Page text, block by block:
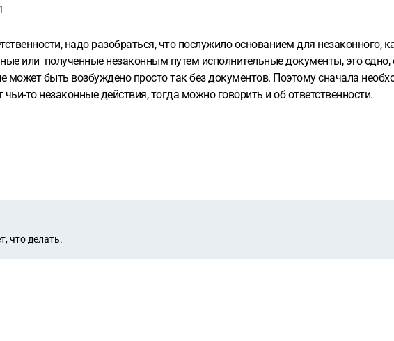
надо разобраться, что послужило основанием для незаконного,
или полученные незаконным путем исполнительные документы, это одно,
может быть возбуждено просто так без документов. Поэтому сначала
то незаконные действия, тогда можно говорить и об ответственности.
что делать.